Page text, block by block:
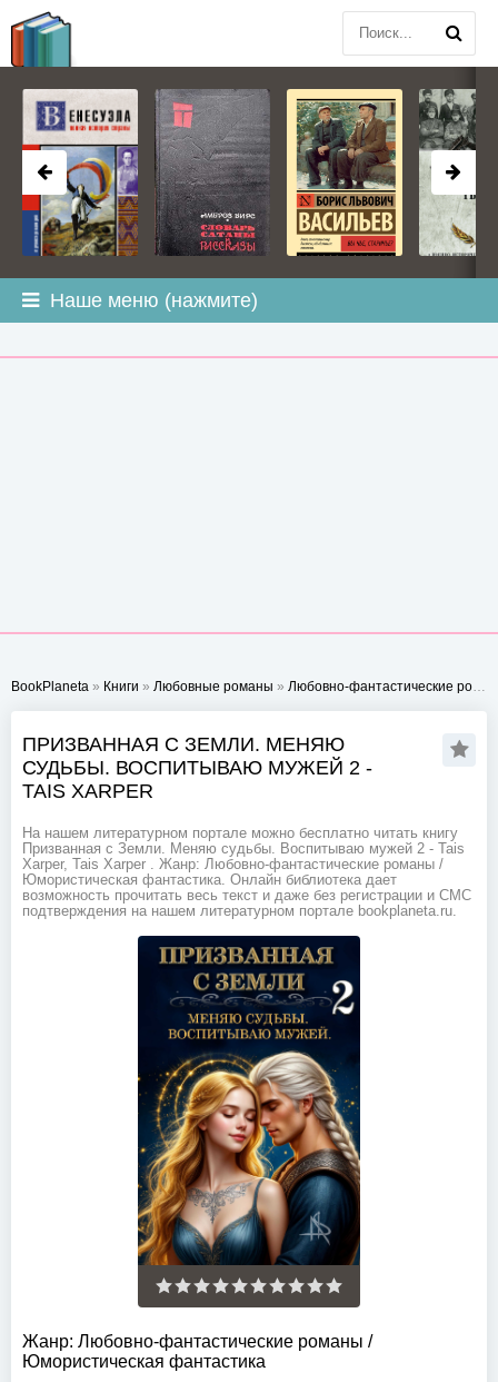
Наше меню (нажмите)
BookPlaneta » Книги » Любовные романы » Любовно-фантастические романы
ПРИЗВАННАЯ С ЗЕМЛИ. МЕНЯЮ
СУДЬБЫ. ВОСПИТЫВАЮ МУЖЕЙ 2 -
TAIS XARPER
На нашем литературном портале можно бесплатно читать книгу
Призванная с Земли. Меняю судьбы. Воспитываю мужей 2 - Tais
Xarper, Tais Xarper . Жанр: Любовно-фантастические романы /
Юмористическая фантастика. Онлайн библиотека дает
возможность прочитать весь текст и даже без регистрации и СМС
подтверждения на нашем литературном портале bookplaneta.ru.
Жанр: Любовно-фантастические романы /
Юмористическая фантастика
BOOKPLANETA.COM